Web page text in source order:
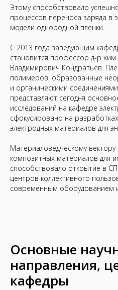
Этому способствовало
процессов переноса заряда в
модели однородной пленки.
С 2013 года заведующим
становится профессор д-р
Владимирович Кондратьев.
полимеров, образованные
и органическими
представляют сегодня
исследований на кафедре
сфокусировано на
электродных материалов для
Материаловедческому вектору
композитных материалов для
способствовало открытие в
центров коллективного
современным оборудованием
Основные
направления,
кафедры